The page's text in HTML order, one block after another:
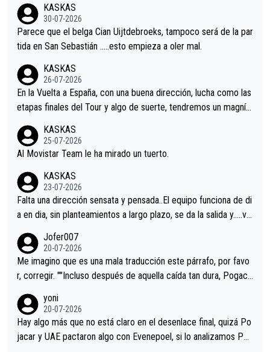
s.La única buena noticia es la mejoría de Enric Más en San Seb
astian.Si en la Vuelta a Burgos sigue la mejoría, podríamos ten
er alguna sorpresa en la Vuelta.Ojalá.
KASKAS
30-07-2026
Parece que el belga Cian Uijtdebroeks, tampoco será de la par
tida en San Sebastián …..esto empieza a oler mal.
KASKAS
26-07-2026
En la Vuelta a España, con una buena dirección, lucha como las
etapas finales del Tour y algo de suerte, tendremos un magnífi
KASKAS
25-07-2026
Al Movistar Team le ha mirado un tuerto.
KASKAS
23-07-2026
Falta una dirección sensata y pensada..El equipo funciona de di
a en dia, sin planteamientos a largo plazo, se da la salida y…..ve
Minguez, Velez etc etc.Me da pena vivir estos momentos tan
tristes sin victorias.
Jofer007
20-07-2026
Me imagino que es una mala traducción este párrafo, por favo
r, corregir. ""Incluso después de aquella caída tan dura, Pogaca
permaneció pegado a su rueda. Parecía increíble la forma en l
a que era capaz de controlar el miedo", recordó."
yoni
20-07-2026
Hay algo más que no está claro en el desenlace final, quizá Po
jacar y UAE pactaron algo con Evenepoel, si lo analizamos Poj